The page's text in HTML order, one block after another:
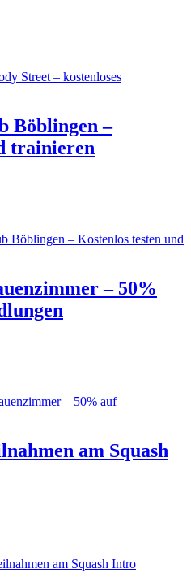
Street – kostenloses
Böblingen –
trainieren
Böblingen – Kostenlos testen und
– 50%
– 50% auf
am Squash
am Squash Intro